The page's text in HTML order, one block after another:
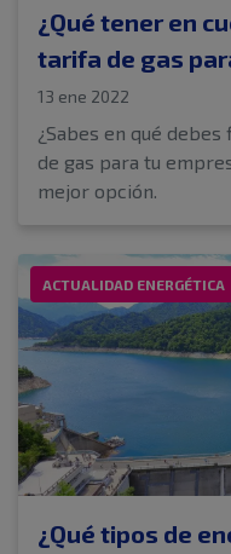
¿Qué tener en
tarifa de gas
13 ene 2022
¿Sabes en qué
de gas para tu
mejor opción.
ACTUALIDAD ENERGÉTICA
¿Qué tipos de